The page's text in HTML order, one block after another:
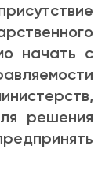
начать с
решения